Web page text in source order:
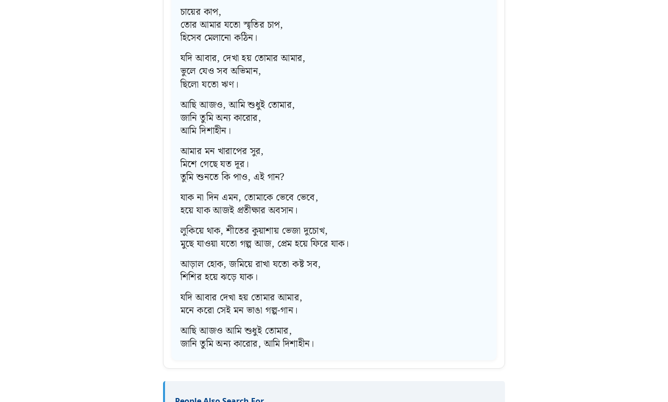
চায়ের কাপ,
তোর আমার যতো স্মৃতির চাপ,
হিসেব মেলানো কঠিন।
যদি আবার, দেখা হয় তোমার আমার,
ভুলে যেও সব অভিমান,
ছিলো যতো ঋণ।
আছি আজও, আমি শুধুই তোমার,
জানি তুমি অন্য কারোর,
আমি দিশাহীন।
আমার মন খারাপের সুর,
মিশে গেছে যত দূর।
তুমি শুনতে কি পাও, এই গান?
যাক না দিন এমন, তোমাকে ভেবে ভেবে,
হয়ে যাক আজই প্রতীক্ষার অবসান।
লুকিয়ে থাক, শীতের কুয়াশায় ভেজা দুচোখ,
মুছে যাওয়া যতো গল্প আজ, প্রেম হয়ে ফিরে যাক।
আড়াল হোক, জমিয়ে রাখা যতো কষ্ট সব,
শিশির হয়ে ঝড়ে যাক।
যদি আবার দেখা হয় তোমার আমার,
মনে করো সেই মন ভাঙা গল্প-গান।
আছি আজও আমি শুধুই তোমার,
জানি তুমি অন্য কারোর, আমি দিশাহীন।